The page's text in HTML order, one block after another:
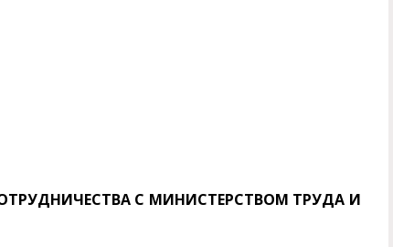
С МИНИСТЕРСТВОМ ТРУДА И